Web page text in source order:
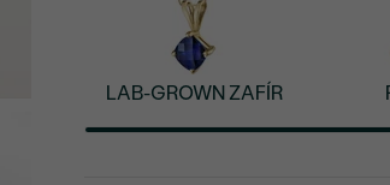
LAB-GROWN ZAFÍR